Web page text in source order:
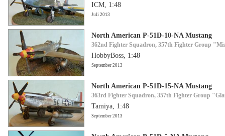
ICM, 1:48
Juli 2013
North American P-51D-10-NA Mustang
362nd Fighter Squadron, 357th Fighter Group
HobbyBoss, 1:48
September 2013
North American P-51D-15-NA Mustang
363rd Fighter Squadron, 357th Fighter Group
Tamiya, 1:48
September 2013